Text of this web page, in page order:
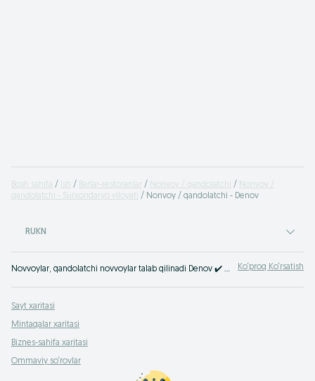
Bosh sahifa Ish Barlar-restoranlar Nonvoy / qandolatchi
Nonvoy /
qandolatchi - Surxondaryo viloyati
Nonvoy / qandolatchi - Denov
RUKN
Novvoylar, qandolatchi novvoylar talab qilinadi Denov ✔️️️ keng ko'lamli takliflar ✔️️️ doimiy va mavsumiy ish ⭐ eng yaxshi ish beruvchilar ⮞⮞ OLX.uz Ko‘proq Ko‘rsatish
Sayt xaritasi
Mintaqalar xaritasi
Biznes-sahifa xaritasi
Ommaviy so‘rovlar